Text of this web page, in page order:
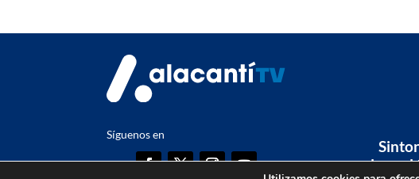
Síguenos en
en el canal